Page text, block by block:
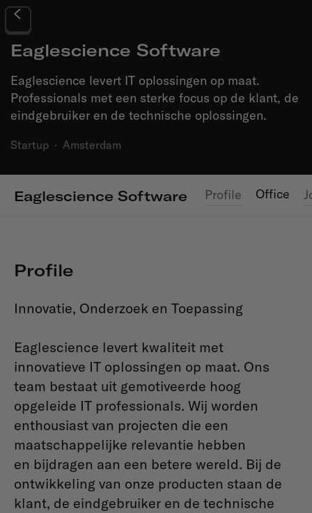
Eaglescience Software
Eaglescience levert IT oplossingen op maat.
Professionals met een sterke focus op de klant, de
eindgebruiker en de technische oplossingen.
Startup · Amsterdam
Eaglescience Software Profile Office
Profile
Innovatie, Onderzoek en Toepassing
Eaglescience levert kwaliteit met
innovatieve IT oplossingen op maat. Ons
team bestaat uit gemotiveerde hoog
opgeleide IT professionals. Wij worden
enthousiast van projecten die een
maatschappelijke relevantie hebben
en bijdragen aan een betere wereld. Bij de
ontwikkeling van onze producten staan de
klant, de eindgebruiker en de technische